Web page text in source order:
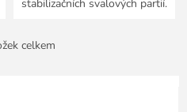
stabilizačních svalových partií.
Ocelkem